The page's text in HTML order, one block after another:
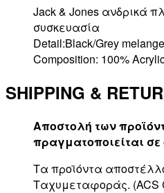
PACK
ποσότητα
Jack & Jones ανδρικά
συσκευασία
Detail:Black/Grey
Composition: 100%
SHIPPING &
Αποστολή των
πραγματοποιείται
Τα προϊόντα
Ταχυμεταφοράς. (ACS